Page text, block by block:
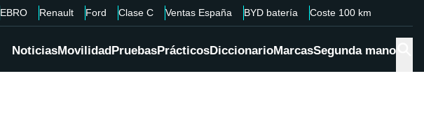
EBRO Renault Ford Clase C Ventas España BYD batería Coste 100 km
NoticiasMovilidadPruebasPrácticosDiccionarioMarcasSegunda mano